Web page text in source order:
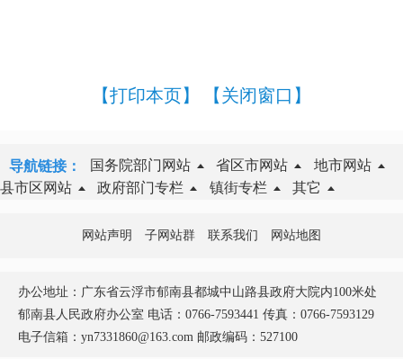
【打印本页】 【关闭窗口】
导航链接： 国务院部门网站 省区市网站
地市网站
县市区网站
政府部门专栏 镇街专栏 其它
网站声明 子网站群 联系我们 网站地图
办公地址：广东省云浮市郁南县都城中山路县政府大院内100米处
郁南县人民政府办公室 电话：0766-7593441 传真：0766-7593129
电子信箱：yn7331860@163.com 邮政编码：527100